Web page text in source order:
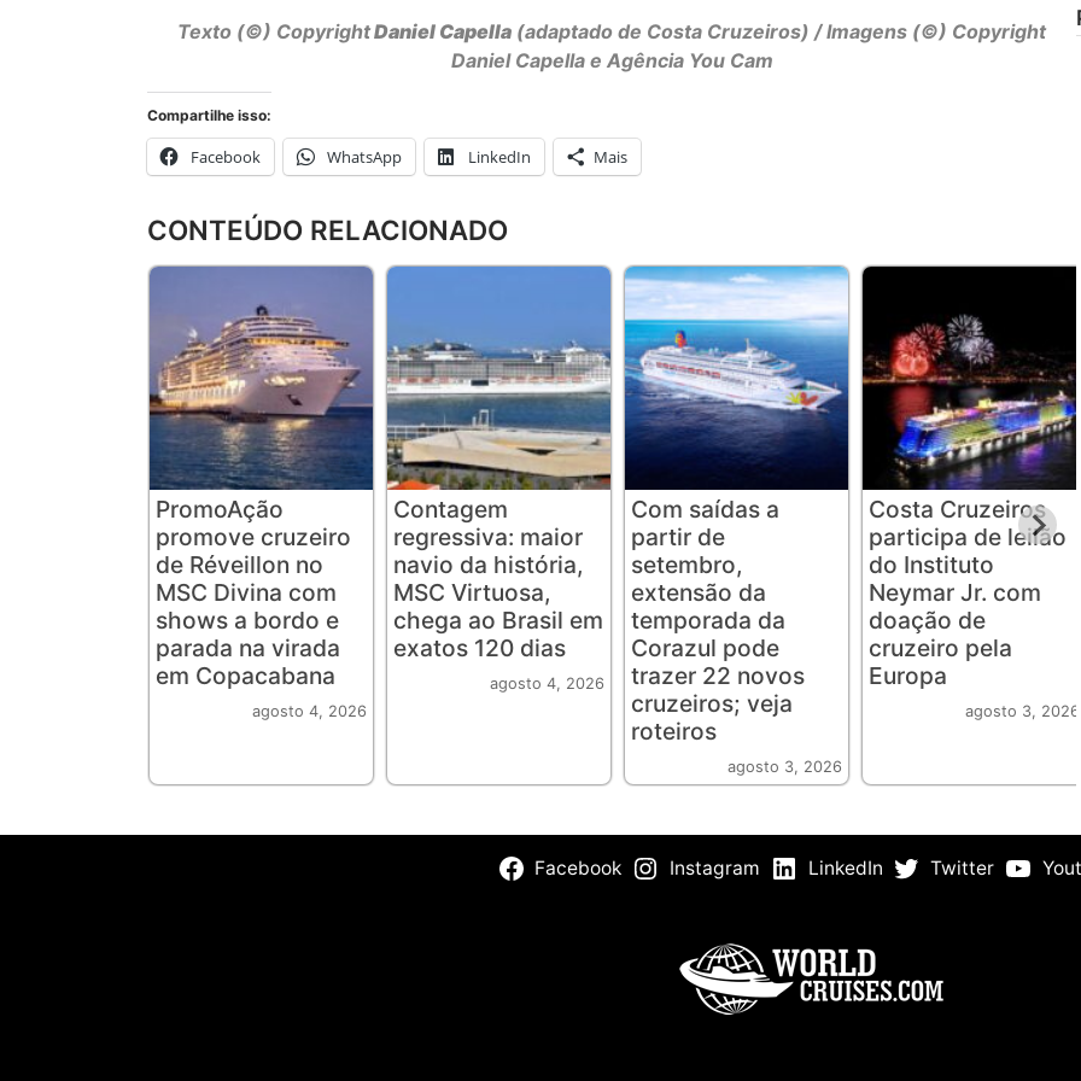
Texto (©) CopyrightDaniel Capella (adaptado de Costa Cruzeiros) / Imagens (©) Copyright
Daniel Capella e Agência You Cam
Compartilhe isso:
Facebook WhatsApp LinkedIn Mais
CONTEÚDO RELACIONADO
PromoAção
promove cruzeiro
de Réveillon no
MSC Divina com
shows a bordo e
parada na virada
em Copacabana
agosto 4, 2026
Contagem
regressiva: maior
navio da história,
MSC Virtuosa,
chega ao Brasil em
exatos 120 dias
agosto 4, 2026
Com saídas a
partir de
setembro,
extensão da
temporada da
Corazul pode
trazer 22 novos
cruzeiros; veja
roteiros
agosto 3, 2026
Costa Cruzeiros
participa de leilão
do Instituto
Neymar Jr. com
doação de
cruzeiro pela
Europa
agosto 3, 2026
Facebook Instagram LinkedIn Twitter